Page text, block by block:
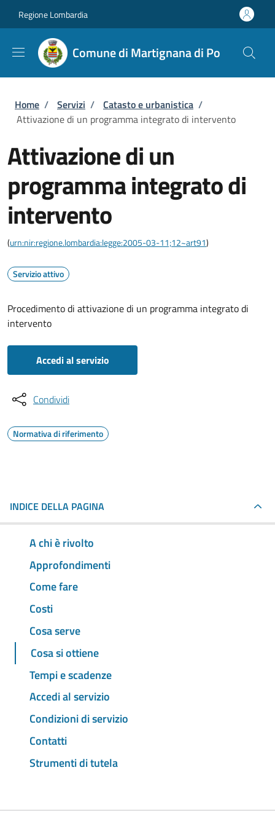
Regione Lombardia
Comune di Martignana di Po
Briciole di pane
Home / Servizi / Catasto e urbanistica /
Attivazione di un programma integrato di intervento
Attivazione di un
programma integrato di
intervento
(urn:nir:regione.lombardia:legge:2005-03-11;12~art91)
Servizio attivo
Procedimento di attivazione di un programma integrato di
intervento
Accedi al servizio
Condividi
Normativa di riferimento
INDICE DELLA PAGINA
A chi è rivolto
Approfondimenti
Come fare
Costi
Cosa serve
Cosa si ottiene
Tempi e scadenze
Accedi al servizio
Condizioni di servizio
Contatti
Strumenti di tutela